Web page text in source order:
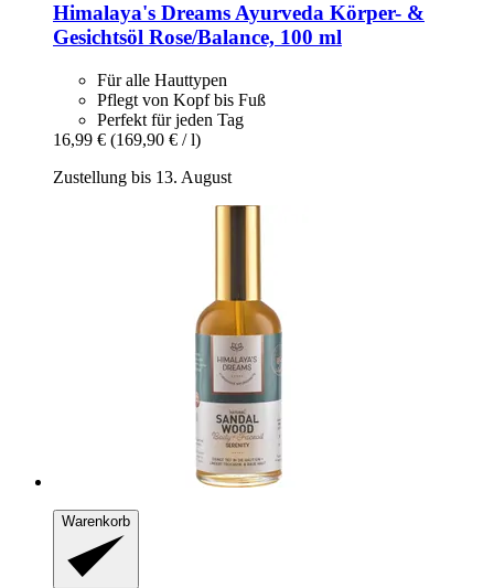
Himalaya's Dreams Ayurveda Körper-​ &
Gesichtsöl Rose/Balance, 100 ml
Für alle Hauttypen
Pflegt von Kopf bis Fuß
Perfekt für jeden Tag
16,99 € (169,90 € / l)
Zustellung bis 13. August
Warenkorb